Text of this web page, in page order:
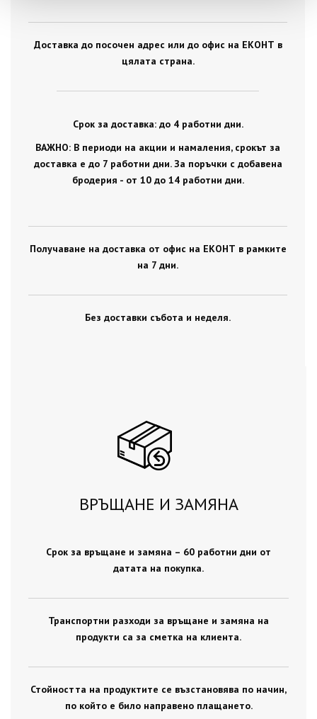
Доставка до посочен адрес или до офис на ЕКОНТ в
цялата страна.
Срок за доставка: до 4 работни дни.
ВАЖНО: В периоди на акции и намаления, срокът за
доставка е до 7 работни дни. За поръчки с добавена
бродерия - от 10 до 14 работни дни.
Получаване на доставка от офис на ЕКОНТ в рамките
на 7 дни.
Без доставки събота и неделя.
ВРЪЩАНЕ И ЗАМЯНА
Срок за връщане и замяна – 60 работни дни от
датата на покупка.
Транспортни разходи за връщане и замяна на
продукти са за сметка на клиента.
Стойността на продуктите се възстановява по начин,
по който е било направено плащането.